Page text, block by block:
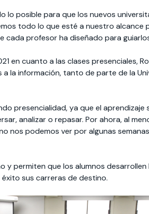
lo posible para que los nuevos
todo lo que esté a nuestro alcance
cada profesor ha diseñado para
en cuanto a las clases presenciales,
la información, tanto de parte de la
presencialidad, ya que el aprendizaje
analizar o repasar. Por ahora, al
nos podemos ver por algunas
y permiten que los alumnos desarrollen
sus carreras de destino.